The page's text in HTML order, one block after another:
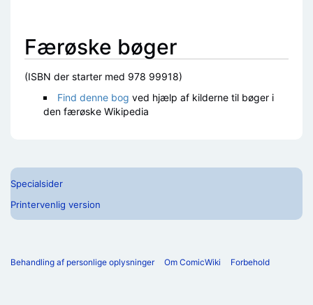
Færøske bøger
(ISBN der starter med 978 99918)
Find denne bog ved hjælp af kilderne til bøger i
den færøske Wikipedia
Specialsider
Printervenlig version
Behandling af personlige oplysninger Om ComicWiki Forbehold